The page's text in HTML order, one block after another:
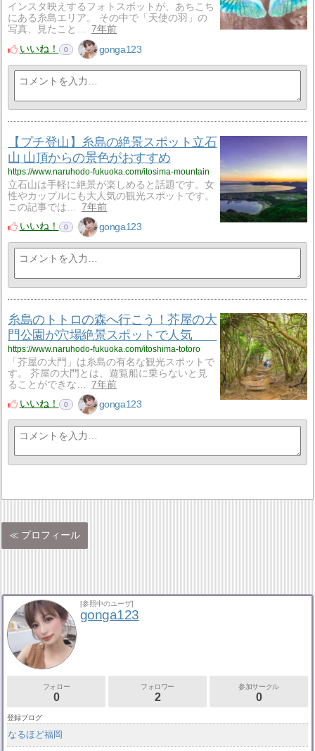
インスタ映えするフォトスポットが、あちこち
にある糸島エリア。 その中で「天使の羽」の
写真、見たこと…
7年前
いいね！
0 gonga123
【プチ登山】糸島の絶景スポット立石
山 山頂からの景色がおすすめ
https://www.naruhodo-fukuoka.com/itosima-mountain
立石山は手軽に絶景が楽しめると話題です。女
性やカップルにも大人気の観光スポットです。
この記事では…
7年前
いいね！
0 gonga123
糸島のトトロの森へ行こう！芥屋の大
門公園が穴場絶景スポットで人気
https://www.naruhodo-fukuoka.com/itoshima-totoro
「芥屋の大門」は糸島の有名な観光スポットで
す。 芥屋の大門とは、遊覧船に乗らないと見
ることができな…
7年前
いいね！
0 gonga123
プロフィール
[参照中のユーザ]
gonga123
フォロー
0
フォロワー
2
参加サークル
0
登録ブログ
なるほど福岡